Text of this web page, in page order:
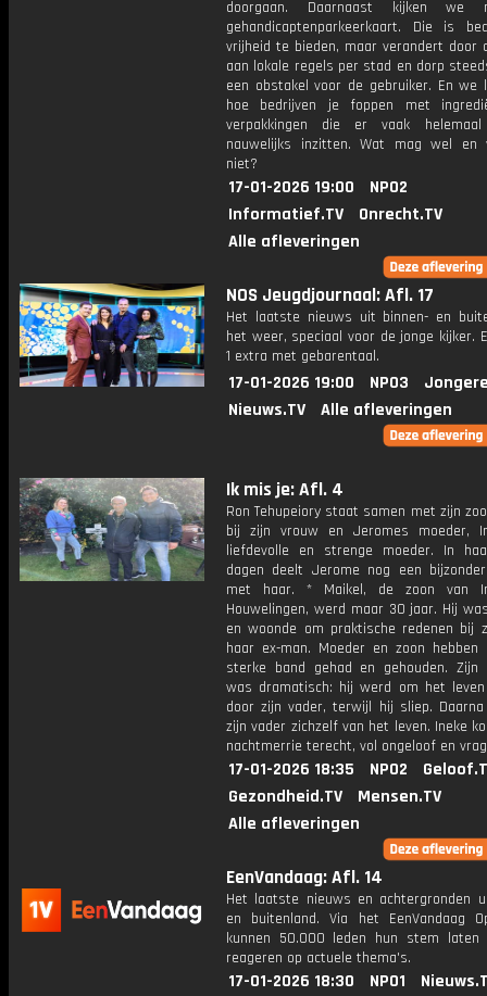
doorgaan. Daarnaast kijken we
gehandicaptenparkeerkaart. Die is
vrijheid te bieden, maar verandert door
aan lokale regels per stad en dorp
een obstakel voor de gebruiker. En we
hoe bedrijven je foppen met
verpakkingen die er vaak
nauwelijks inzitten. Wat mag wel en
niet?
17-01-2026 19:00
NPO2
Informatief.TV
Onrecht.TV
Alle afleveringen
NOS Jeugdjournaal: Afl. 17
Het laatste nieuws uit binnen- en
het weer, speciaal voor de jonge kijker.
1 extra met gebarentaal.
17-01-2026 19:00 NPO3
Nieuws.TV
Alle afleveringen
Ik mis je: Afl. 4
Ron Tehupeiory staat samen met zijn
bij zijn vrouw en Jeromes moeder,
liefdevolle en strenge moeder. In
dagen deelt Jerome nog een
met haar. * Maikel, de zoon van
Houwelingen, werd maar 30 jaar. Hij
en woonde om praktische redenen bij
haar ex-man. Moeder en zoon hebben
sterke band gehad en gehouden. Zijn
was dramatisch: hij werd om het
door zijn vader, terwijl hij sliep.
zijn vader zichzelf van het leven. Ineke
nachtmerrie terecht, vol ongeloof en
17-01-2026 18:35 NPO2
Gezondheid.TV
Mensen.TV
Alle afleveringen
EenVandaag: Afl. 14
Het laatste nieuws en achtergronden
en buitenland. Via het EenVandaag
kunnen 50.000 leden hun stem laten
reageren op actuele thema's.
17-01-2026 18:30 NPO1